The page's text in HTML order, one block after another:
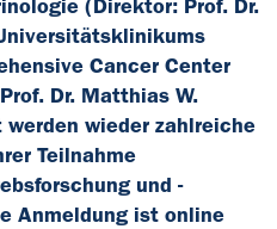
(Direktor: Prof. Dr.
Cancer Center
Dr. Matthias W.
wieder zahlreiche
Teilnahme
und -
Anmeldung ist online